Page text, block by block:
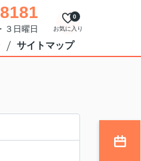
３日曜日 お気に入り
0
サイトマップ